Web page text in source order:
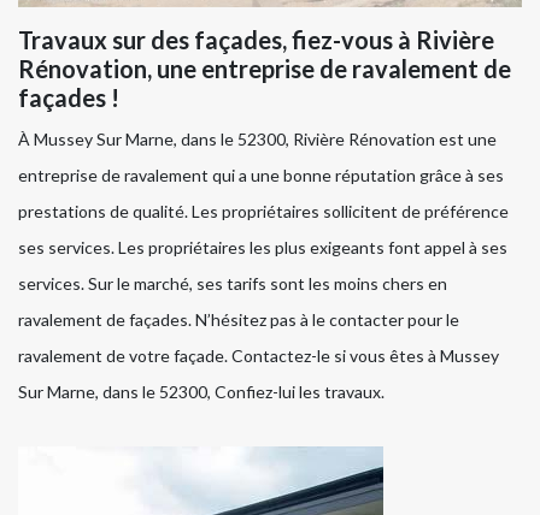
Travaux sur des façades, fiez-vous à Rivière
Rénovation, une entreprise de ravalement de
façades !
À Mussey Sur Marne, dans le 52300, Rivière Rénovation est une
entreprise de ravalement qui a une bonne réputation grâce à ses
prestations de qualité. Les propriétaires sollicitent de préférence
ses services. Les propriétaires les plus exigeants font appel à ses
services. Sur le marché, ses tarifs sont les moins chers en
ravalement de façades. N’hésitez pas à le contacter pour le
ravalement de votre façade. Contactez-le si vous êtes à Mussey
Sur Marne, dans le 52300, Confiez-lui les travaux.